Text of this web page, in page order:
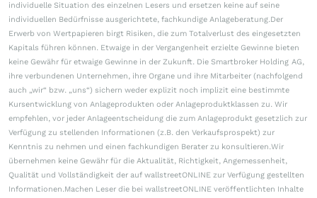
individuelle Situation des einzelnen Lesers und ersetzen keine auf seine
individuellen Bedürfnisse ausgerichtete, fachkundige Anlageberatung.Der
Erwerb von Wertpapieren birgt Risiken, die zum Totalverlust des eingesetzten
Kapitals führen können. Etwaige in der Vergangenheit erzielte Gewinne bieten
keine Gewähr für etwaige Gewinne in der Zukunft. Die Smartbroker Holding AG,
ihre verbundenen Unternehmen, ihre Organe und ihre Mitarbeiter (nachfolgend
auch „wir“ bzw. „uns“) sichern weder explizit noch implizit eine bestimmte
Kursentwicklung von Anlageprodukten oder Anlageproduktklassen zu. Wir
empfehlen, vor jeder Anlageentscheidung die zum Anlageprodukt gesetzlich zur
Verfügung zu stellenden Informationen (z.B. den Verkaufsprospekt) zur
Kenntnis zu nehmen und einen fachkundigen Berater zu konsultieren.Wir
übernehmen keine Gewähr für die Aktualität, Richtigkeit, Angemessenheit,
Qualität und Vollständigkeit der auf wallstreetONLINE zur Verfügung gestellten
Informationen.Machen Leser die bei wallstreetONLINE veröffentlichten Inhalte